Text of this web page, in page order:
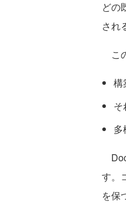
どの
され
こ
構
そ
多
す。
を保